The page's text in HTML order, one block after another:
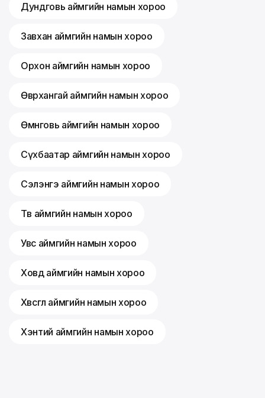
Дундговь аймгийн намын хороо
Завхан аймгийн намын хороо
Орхон аймгийн намын хороо
Өвөрхангай аймгийн намын хороо
Өмнөговь аймгийн намын хороо
Сүхбаатар аймгийн намын хороо
Сэлэнгэ аймгийн намын хороо
Төв аймгийн намын хороо
Увс аймгийн намын хороо
Ховд аймгийн намын хороо
Хөвсгөл аймгийн намын хороо
Хэнтий аймгийн намын хороо